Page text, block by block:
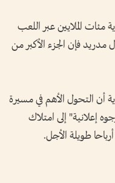
الملايين عبر اللعب
مدريد فإن الجزء الأكبر من
أن التحول الأهم في مسيرة
إعلانية" إلى امتلاك
طويلة الأجل.